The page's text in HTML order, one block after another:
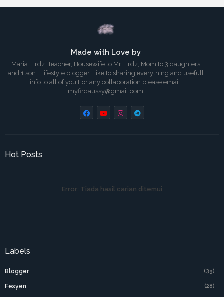
Made with Love by
Maria Firdz: Teacher, Housewife to Mr.Firdz, Mom to 3 daughters
and 1 son | Lifestyle blogger, Like to sharing everything and usefull
info to all of you.For any collaboration please email:
myfirdaussy@gmail.com
Hot Posts
Error: Tiada hasil carian ditemui
Labels
Blogger (39)
Fesyen (28)